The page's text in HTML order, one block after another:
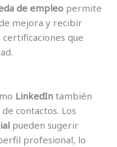
de empleo permite
mejora y recibir
que
LinkedIn también
contactos. Los
pueden sugerir
profesional, lo